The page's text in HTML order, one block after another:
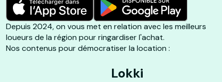
Depuis 2024, on vous met en relation avec les meilleurs
loueurs de la région pour ringardiser l'achat.
Nos contenus pour démocratiser la location :
Lokki